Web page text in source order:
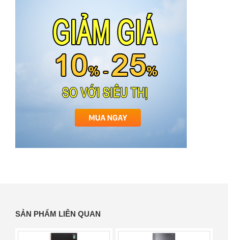
SẢN PHẨM LIÊN QUAN